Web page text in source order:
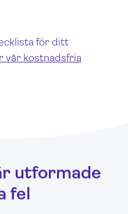
för ditt
vår kostnadsfria
utformade
fel